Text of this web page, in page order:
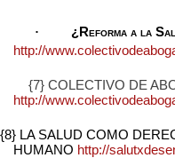
· ¿Reforma a la
http://
{7} COLECTIVO DE
http://
{8} LA SALUD COMO
HUMANO http://